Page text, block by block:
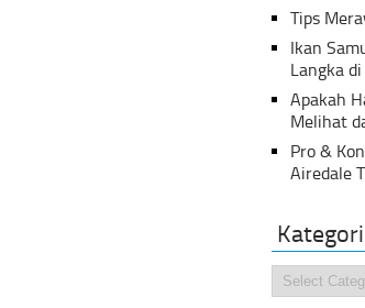
Tips
Ikan
Langka
Apakah
Melihat
Pro &
Airedale
Kategori
Kategori